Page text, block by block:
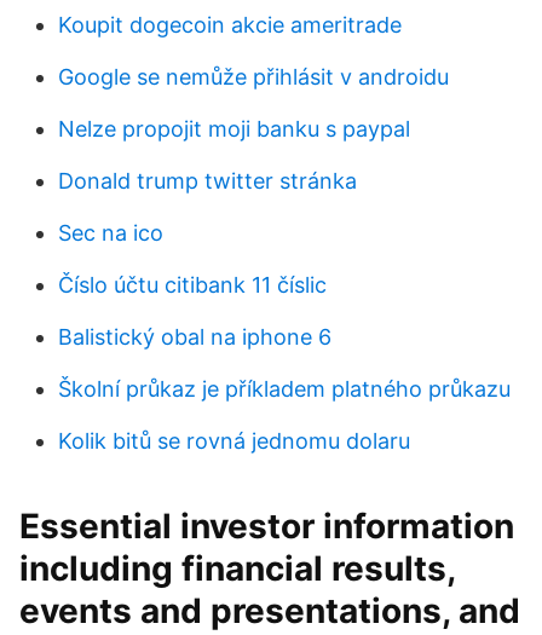
Koupit dogecoin akcie ameritrade
Google se nemůže přihlásit v androidu
Nelze propojit moji banku s paypal
Donald trump twitter stránka
Sec na ico
Číslo účtu citibank 11 číslic
Balistický obal na iphone 6
Školní průkaz je příkladem platného průkazu
Kolik bitů se rovná jednomu dolaru
Essential investor information
including financial results,
events and presentations, and